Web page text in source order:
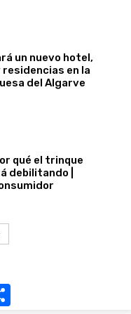
un nuevo hotel,
en la
del Algarve
qué el trinque
debilitando |